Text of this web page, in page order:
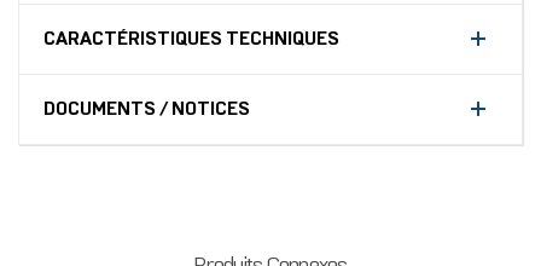
CARACTÉRISTIQUES TECHNIQUES
DOCUMENTS / NOTICES